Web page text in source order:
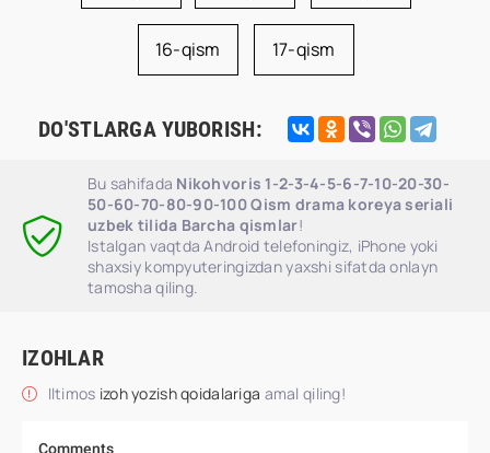
16-qism 17-qism
DO'STLARGA YUBORISH:
Bu sahifada Nikohvoris 1-2-3-4-5-6-7-10-20-30-
50-60-70-80-90-100 Qism drama koreya seriali
uzbek tilida Barcha qismlar!
Istalgan vaqtda Android telefoningiz, iPhone yoki
shaxsiy kompyuteringizdan yaxshi sifatda onlayn
tamosha qiling.
IZOHLAR
Iltimos izoh yozish qoidalariga amal qiling!